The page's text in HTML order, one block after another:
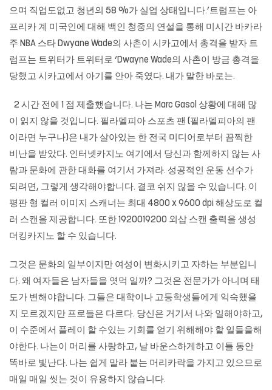
으며 직업도없고 청년의 58 %가 실업 상태입니다.’트럼프는 아
프리카 계 미국인에 대해 백인 청중의 연설을 통해 미시간 바카라
주 NBA 스타 Dwyane Wade의 사촌이 시카고에서 총격을 받자 트
럼프는 트위터가 트위터로 ‘Dwayne Wade의 사촌이 방금 총격을
당했고 시카고에서 아기를 안아 죽였다. 내가 말한 바로는.
2 시간 전에 1 점 제출했습니다. 나는 Marc Gasol 상황에 대해 많
이 읽지 않을 것입니다. 필라델피아 스포츠 팬 (필라델피아의 팬
이라면 누구나)은 내가 살아있는 한 전국 미디어로부터 끔찍한
비난을 받았다. 인터넷카지노 여기에서 당신과 함께하지 않는 사
람과 문화에 관한 대화를 여기서 가져라. 성공적인 운동 선수가
되려면, 그렇게 생각해야합니다. 결코 쉬지 않을 수 있습니다. 이
평판 형 컬러 이미지 스캐너는 최대 4800 x 9600 dpi 해상도로 컬
러 스캔을 제공합니다. 또한 1920019200 외삽 스캔 출력을 생성
더킹카지노 할 수 있습니다.
그것은 문화의 일부이지만 여성이 변화시키고 자하는 부분입니
다. 왜 여자들은 남자들을 엿먹 일까? 그것은 전문가가 아니며 태
도가 변해야합니다. 그들은 대학이나 고등학생들에게 익숙했을
지 모르겠지만 프로들은 다르다. 당신은 거기서 나와 일해야하고,
이 수준에서 플레이 할 수있는 기회를 얻기 위해해야 ​​할 일들을해
야한다. 나는이 머리를 사랑하고, 날 바운스하게하고 이틀 동안
똑바로 빛난다. 나는 쉽게 말라 붙는 머리카락을 가지고 있으므로
매일 매일 씻는 것이 유용하지 않습니다.